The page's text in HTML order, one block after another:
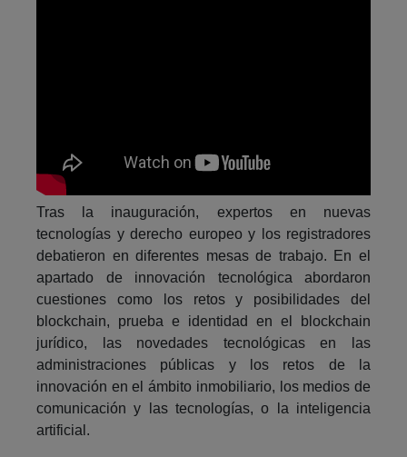
Tras la inauguración, expertos en nuevas
tecnologías y derecho europeo y los registradores
debatieron en diferentes mesas de trabajo. En el
apartado de innovación tecnológica abordaron
cuestiones como los retos y posibilidades del
blockchain, prueba e identidad en el blockchain
jurídico, las novedades tecnológicas en las
administraciones públicas y los retos de la
innovación en el ámbito inmobiliario, los medios de
comunicación y las tecnologías, o la inteligencia
artificial.